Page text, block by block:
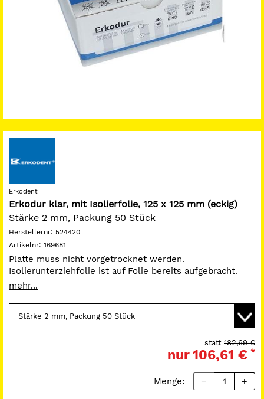
Erkodent
Erkodur klar, mit Isolierfolie, 125 x 125 mm (eckig)
Stärke 2 mm, Packung 50 Stück
Herstellernr: 524420
Artikelnr: 169681
Platte muss nicht vorgetrocknet werden.
Isolierunterziehfolie ist auf Folie bereits aufgebracht.
Zähharte Folie. Verbindet sich mit Acrylat. Einsatzgebiet:
Implantatschienen, Knirscherschienen, Michiganschienen,
Verbandplatten, Retainer. Farbe Glasklar.
mehr...
182,69 €
statt
nur106,61 € *
Menge: